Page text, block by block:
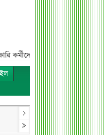
বেতন বাড়ানো নিয়ে যা বললেন